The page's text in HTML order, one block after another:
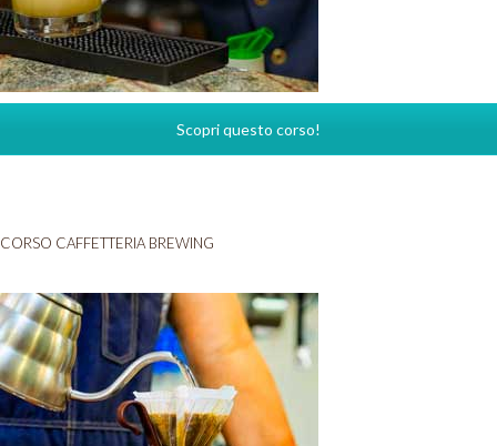
Scopri questo corso!
CORSO CAFFETTERIA BREWING